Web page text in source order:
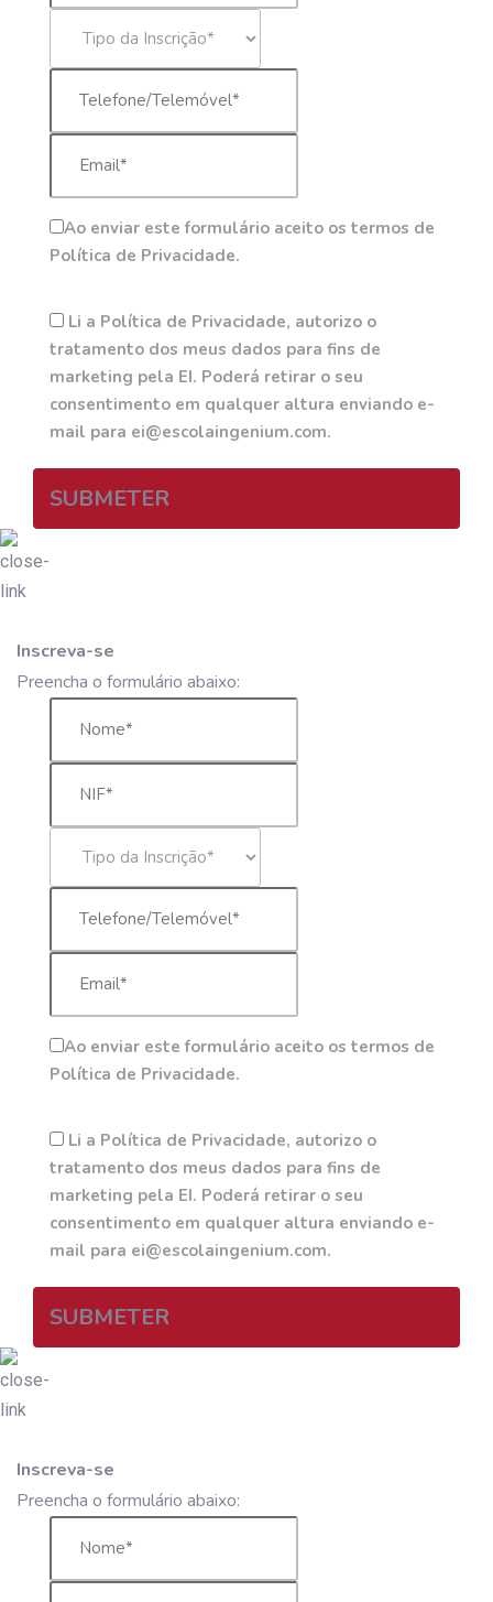
Ao enviar este formulário aceito os termos de
Política de Privacidade.
Li a Política de Privacidade, autorizo o
tratamento dos meus dados para fins de
marketing pela EI. Poderá retirar o seu
consentimento em qualquer altura enviando e-
mail para ei@escolaingenium.com.
SUBMETER
Inscreva-se
Preencha o formulário abaixo:
Ao enviar este formulário aceito os termos de
Política de Privacidade.
Li a Política de Privacidade, autorizo o
tratamento dos meus dados para fins de
marketing pela EI. Poderá retirar o seu
consentimento em qualquer altura enviando e-
mail para ei@escolaingenium.com.
SUBMETER
Inscreva-se
Preencha o formulário abaixo: